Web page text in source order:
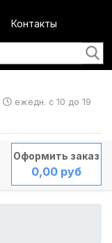
Контакты
ежедн. с 10 до 19
Оформить заказ
0,00 руб